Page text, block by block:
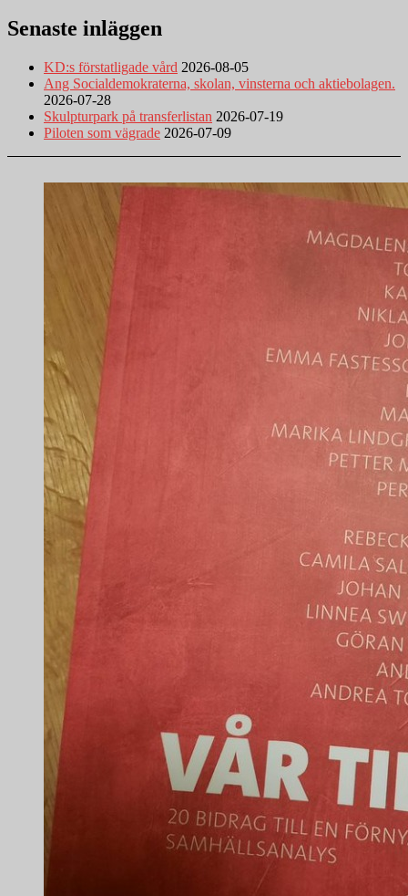
Senaste inläggen
KD:s förstatligade vård 2026-08-05
Ang Socialdemokraterna, skolan, vinsterna och aktiebolagen.
2026-07-28
Skulpturpark på transferlistan 2026-07-19
Piloten som vägrade 2026-07-09